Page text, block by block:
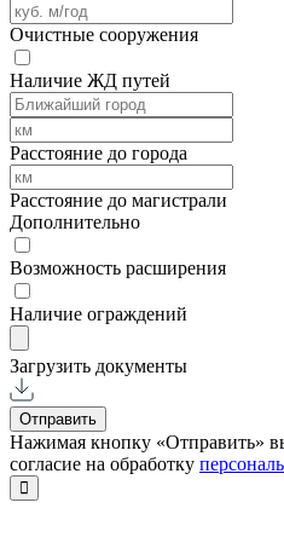
Очистные сооружения
Наличие ЖД путей
Расстояние до города
Расстояние до магистрали
Дополнительно
Возможность расширения
Наличие ограждений
Загрузить документы
Отправить
Нажимая кнопку «Отправить»
согласие на обработку